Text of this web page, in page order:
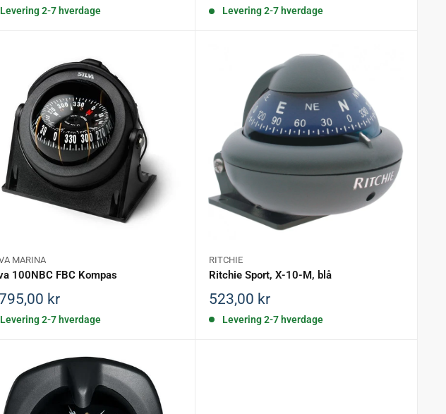
Levering 2-7 hverdage Levering 2-7 hverdage
MARINA
100NBC FBC Kompas
kr
Levering 2-7 hverdage
RITCHIE
Ritchie Sport, X-10-M, blå
Salgspris
523,00 kr
Levering 2-7 hverdage